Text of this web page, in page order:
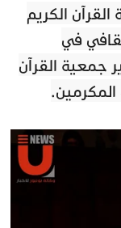
الكريم
في
جمعية القرآن